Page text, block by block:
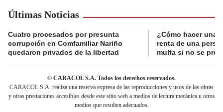
Últimas Noticias
Cuatro procesados por presunta
corrupción en Comfamiliar Nariño
quedaron privados de la libertad
¿Cómo hacer una
renta de una
multa si no se
© CARACOL S.A. Todos los derechos reservados.
CARACOL S.A. realiza una reserva expresa de las reproducciones y usos de las obras
y otras prestaciones accesibles desde este sitio web a medios de lectura mecánica u otros
medios que resulten adecuados.